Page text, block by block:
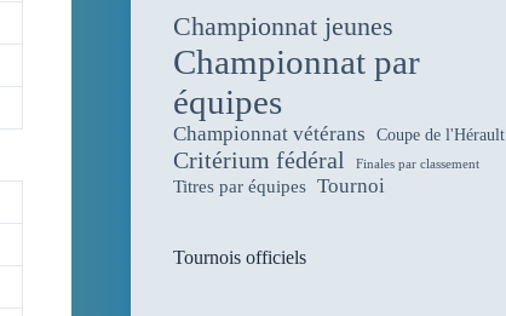
Championnat jeunes
Championnat par
équipes
Championnat vétérans Coupe de l'Hérault
Critérium fédéral Finales par classement
Titres par équipes Tournoi
Tournois officiels